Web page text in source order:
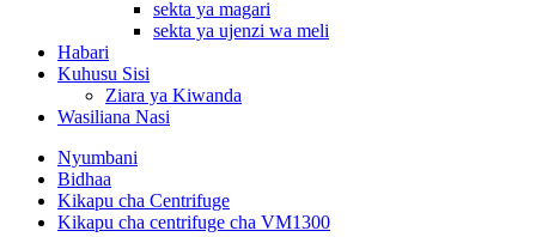
sekta ya magari
sekta ya ujenzi wa meli
Habari
Kuhusu Sisi
Ziara ya Kiwanda
Wasiliana Nasi
Nyumbani
Bidhaa
Kikapu cha Centrifuge
Kikapu cha centrifuge cha VM1300